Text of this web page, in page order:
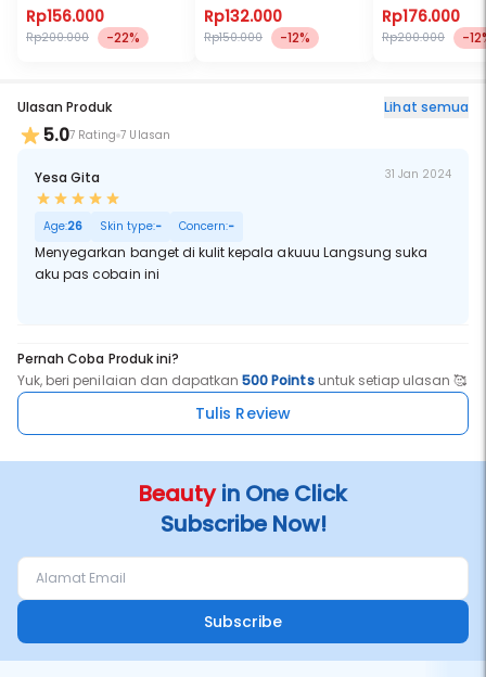
Rp156.000
Rp200.000 -22%
Rp132.000
Rp150.000 -12%
Rp176.000
Rp200.000 -
Ulasan Produk Lihat semua
5.07 Rating 7 Ulasan
Yesa Gita 31 Jan 2024
Age:26 Skin type:- Concern:-
Menyegarkan banget di kulit kepala akuuu Langsung suka
aku pas cobain ini
Pernah Coba Produk ini?
Yuk, beri penilaian dan dapatkan500 Pointsuntuk setiap ulasan 🥰
Tulis Review
Beautyin One Click
Subscribe Now!
Subscribe